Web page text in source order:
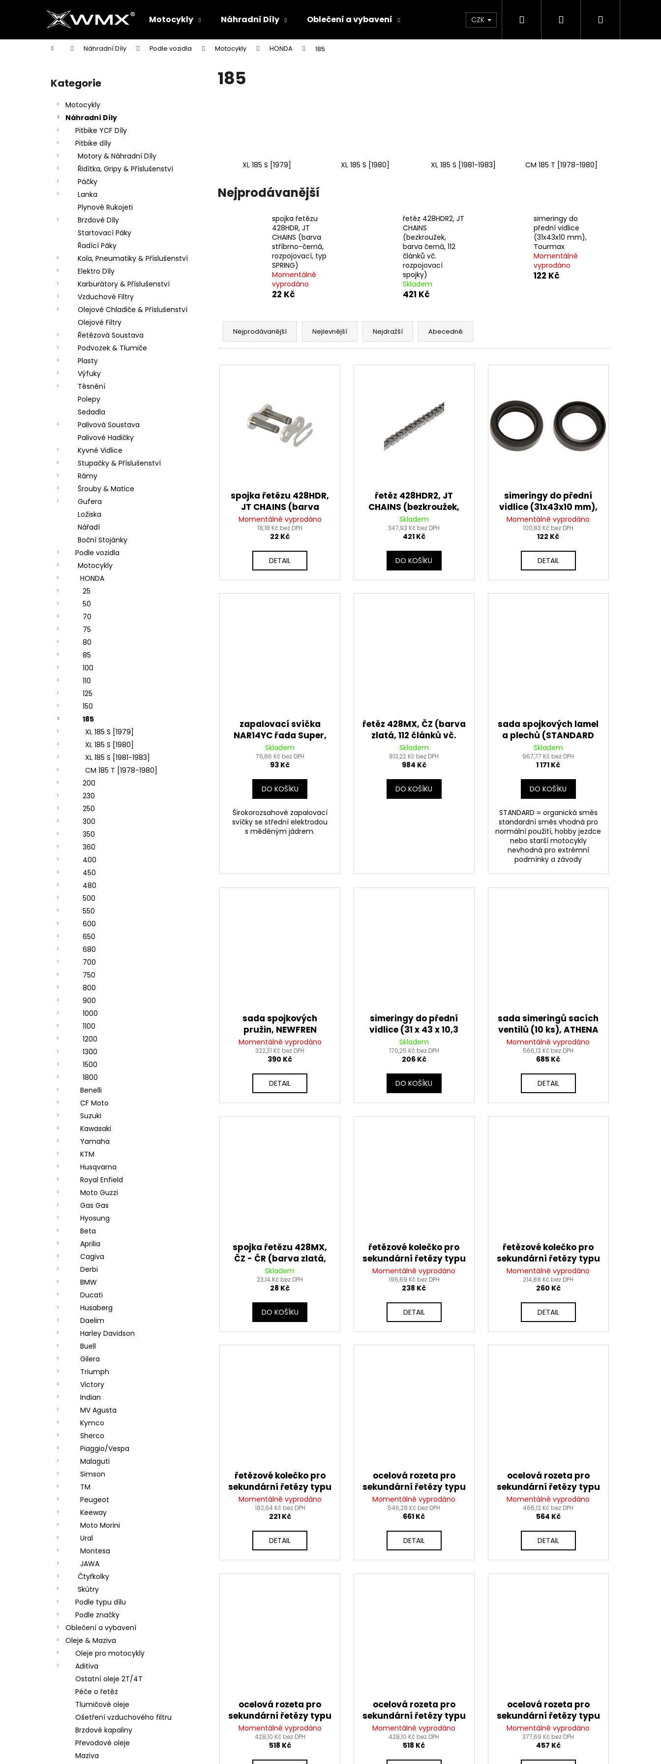
Motocykly Náhradní Díly Oblečení a vybavení Oleje & Maziva Příslušenství Dárkové
CZK Hledat PřihlášeníNákupní
Domů Náhradní Díly Podle vozidla Motocykly HONDA 185
Přeskočit
kategorie
Kategorie
Motocykly
Náhradní Díly
Pitbike YCF Díly
Pitbike díly
Motory & Náhradní Díly
Řidítka, Gripy & Příslušenství
Páčky
Lanka
Plynové Rukojeti
Brzdové Díly
Startovací Páky
Řadící Páky
Kola, Pneumatiky & Příslušenství
Elektro Díly
Karburátory & Příslušenství
Vzduchové Filtry
Olejové Chladiče & Příslušenství
Olejové Filtry
Řetězová Soustava
Podvozek & Tlumiče
Plasty
Výfuky
Těsnění
Polepy
Sedadla
Palivová Soustava
Palivové Hadičky
Kyvné Vidlice
Stupačky & Příslušenství
Rámy
Šrouby & Matice
Gufera
Ložiska
Nářadí
Boční Stojánky
Podle vozidla
Motocykly
HONDA
25
50
70
75
80
85
100
110
125
150
185
XL 185 S [1979]
XL 185 S [1980]
XL 185 S [1981-1983]
CM 185 T [1978-1980]
200
230
250
300
350
360
400
450
480
500
550
600
650
680
700
750
800
900
1000
1100
1200
1300
1500
1800
Benelli
CF Moto
Suzuki
Kawasaki
Yamaha
KTM
Husqvarna
Royal Enfield
Moto Guzzi
Gas Gas
Hyosung
Beta
Aprilia
Cagiva
Derbi
BMW
Ducati
Husaberg
Daelim
Harley Davidson
Buell
Gilera
Triumph
Victory
Indian
MV Agusta
Kymco
Sherco
Piaggio/Vespa
Malaguti
Simson
TM
Peugeot
Keeway
Moto Morini
Ural
Montesa
JAWA
Čtyřkolky
Skútry
Podle typu dílu
Podle značky
Oblečení a vybavení
Oleje & Maziva
Oleje pro motocykly
Aditiva
Ostatní oleje 2T/4T
Péče o řetěz
Tlumičové oleje
Ošetření vzduchového filtru
Brzdové kapaliny
Převodové oleje
Maziva
185
XL 185 S [1979] XL 185 S [1980] XL 185 S [1981-1983] CM 185 T [1978-1980]
Nejprodávanější
spojka řetězu
428HDR, JT
CHAINS (barva
stříbrno-černá,
rozpojovací, typ
SPRING)
Momentálně
vyprodáno
22 Kč
řetěz 428HDR2, JT
CHAINS
(bezkroužek,
barva černá, 112
článků vč.
rozpojovací
spojky)
Skladem
421 Kč
simeringy do
přední vidlice
(31x43x10 mm),
Tourmax
Momentálně
vyprodáno
122 Kč
Ř
z
Nejprodávanější Nejlevnější Nejdražší Abecedně
V
spojka řetězu 428HDR,
JT CHAINS (barva
stříbrno-černá,
rozpojovací, typ
SPRING)
Momentálně vyprodáno
18,18 Kč bez DPH
22 Kč
DETAIL
řetěz 428HDR2, JT
CHAINS (bezkroužek,
barva černá, 112 článků
vč. rozpojovací spojky)
Skladem
347,93 Kč bez DPH
421 Kč
DO KOŠÍKU
simeringy do přední
vidlice (31x43x10 mm),
Tourmax
Momentálně vyprodáno
100,83 Kč bez DPH
122 Kč
DETAIL
zapalovací svíčka
NAR14YC řada Super,
BRISK - Česká
Republika
Skladem
76,86 Kč bez DPH
93 Kč
DO KOŠÍKU
Širokorozsahové zapalovací
svíčky se střední elektrodou
s měděným jádrem.
řetěz 428MX, ČZ (barva
zlatá, 112 článků vč.
rozpojovací spojky
CLIP)
Skladem
813,22 Kč bez DPH
984 Kč
DO KOŠÍKU
sada spojkových lamel
a plechů (STANDARD
směs) NEWFREN (5+4
ks)
Skladem
967,77 Kč bez DPH
1 171 Kč
DO KOŠÍKU
STANDARD = organická směs
standardní směs vhodná pro
normální použití, hobby jezdce
nebo starší motocykly
nevhodná pro extrémní
podmínky a závody
sada spojkových
pružin, NEWFREN
Momentálně vyprodáno
322,31 Kč bez DPH
390 Kč
DETAIL
simeringy do přední
vidlice (31 x 43 x 10,3
mm), ATHENA (sada
pro repasi 2 tlum.)
Skladem
170,25 Kč bez DPH
206 Kč
DO KOŠÍKU
sada simeringů sacích
ventilů (10 ks), ATHENA
Momentálně vyprodáno
566,12 Kč bez DPH
685 Kč
DETAIL
spojka řetězu 428MX,
ČZ - ČR (barva zlatá,
rozpojovací, typ CLIP)
Skladem
23,14 Kč bez DPH
28 Kč
DO KOŠÍKU
řetězové kolečko pro
sekundární řetězy typu
428, SUNSTAR (14 zubů)
Momentálně vyprodáno
196,69 Kč bez DPH
238 Kč
DETAIL
řetězové kolečko pro
sekundární řetězy typu
428, SUNSTAR (16 zubů)
Momentálně vyprodáno
214,88 Kč bez DPH
260 Kč
DETAIL
řetězové kolečko pro
sekundární řetězy typu
428, SUNSTAR (13 zubů)
Momentálně vyprodáno
182,64 Kč bez DPH
221 Kč
DETAIL
ocelová rozeta pro
sekundární řetězy typu
428, JT - Anglie (56
zubů)
Momentálně vyprodáno
546,28 Kč bez DPH
661 Kč
DETAIL
ocelová rozeta pro
sekundární řetězy typu
428, JT - Anglie (52
zubů)
Momentálně vyprodáno
466,12 Kč bez DPH
564 Kč
DETAIL
ocelová rozeta pro
sekundární řetězy typu
428, JT - Anglie (51
zubů)
Momentálně vyprodáno
428,10 Kč bez DPH
518 Kč
ocelová rozeta pro
sekundární řetězy typu
428, JT - Anglie (50
zubů)
Momentálně vyprodáno
428,10 Kč bez DPH
518 Kč
ocelová rozeta pro
sekundární řetězy typu
428, JT - Anglie (49
zubů)
Momentálně vyprodáno
377,69 Kč bez DPH
457 Kč
í
Zpět
do
Zpět
do
Co potřebujete najít?
PITBIKE DUŠE PŘEDNÍ 14 PALCŮ
200 Kč
PITBIKE SPOJKOVÉ LANKO 94CM, VÝSUV
6CM STOMP, DEMONX ,WPB
ŠROUBY K UCHYCENÍ MOTORU,
M8X115MM, M8X105MM STOMP,
DEMONX, WPB
120 Kč